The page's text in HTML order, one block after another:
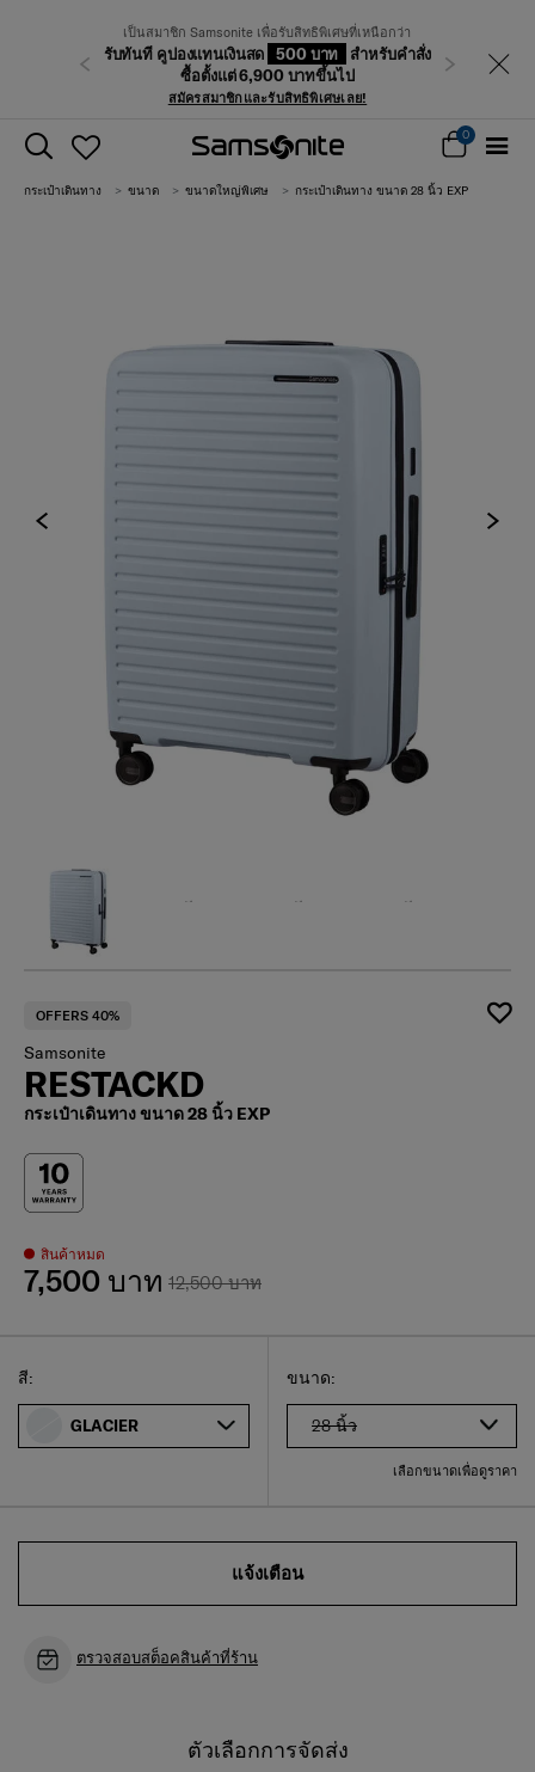
เป็นสมาชิก Samsonite เพื่อรับสิทธิพิเศษที่เหนือกว่า
รับทันที คูปองแทนเงินสด 500 บาท
สำหรับคำสั่ง
ซื้อตั้งแต่ 6,900 บาทขึ้นไป
สมัครสมาชิกและรับสิทธิพิเศษเลย!
ก่อนหน้า ถัดไป
0
กระเป๋าเดินทาง ขนาด ขนาดใหญ่พิเศษ กระเป๋าเดินทาง ขนาด 28 นิ้ว EXP
OFFERS 40%
Samsonite
RESTACKD
กระเป๋าเดินทาง ขนาด 28 นิ้ว EXP
สินค้าหมด
12,500 บาท
7,500 บาท
เลือกขนาดของคุณ
Select
ขนาด:
28 นิ้ว
เลือกขนาดเพื่อดูราคา
Select
สี:
GLACIER
แจ้งเตือน
ตรวจสอบสต็อคสินค้าที่ร้าน
ตัวเลือกการจัดส่ง